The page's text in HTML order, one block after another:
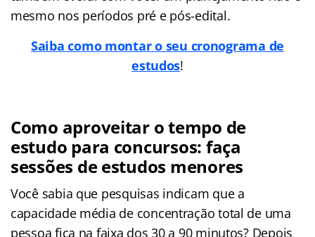
mesmo nos períodos pré e pós-edital.
Saiba como montar o seu cronograma de
estudos!
Como aproveitar o tempo de
estudo para concursos: faça
sessões de estudos menores
Você sabia que pesquisas indicam que a
capacidade média de concentração total de uma
pessoa fica na faixa dos 30 a 90 minutos? Depois